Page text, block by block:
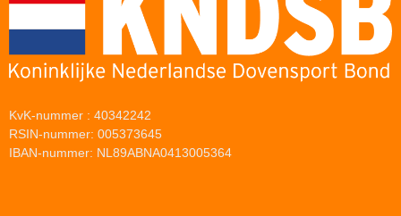
KvK-nummer : 40342242
RSIN-nummer: 005373645
IBAN-nummer: NL89ABNA0413005364